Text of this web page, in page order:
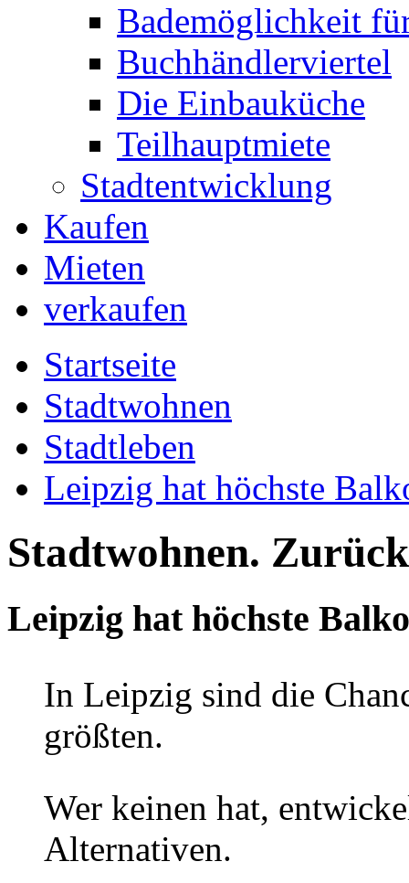
Bademöglichkeit
Buchhändlerviertel
Die Einbauküche
Teilhauptmiete
Stadtentwicklung
Kaufen
Mieten
verkaufen
Startseite
Stadtwohnen
Stadtleben
Leipzig hat höchste
Stadtwohnen.
Leipzig hat höchste
In Leipzig sind die
größten.
Wer keinen hat,
Alternativen.